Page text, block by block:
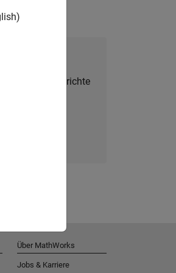
Berichte
Über MathWorks
Jobs & Karriere